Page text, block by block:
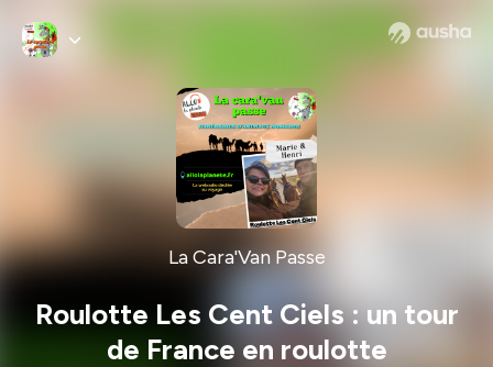
La Cara'Van Passe
Roulotte Les Cent Ciels : un tour
de France en roulotte